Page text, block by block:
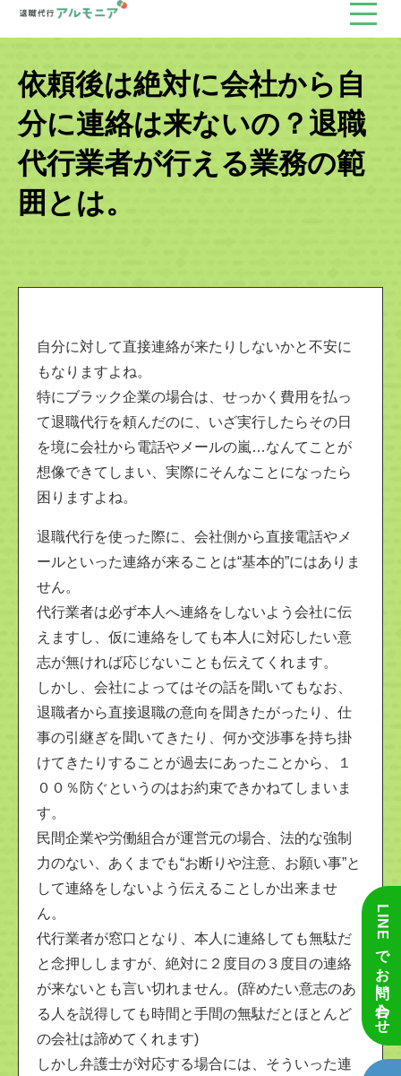
依頼後は絶対に会社から自
分に連絡は来ないの？退職
代行業者が行える業務の範
囲とは。
自分に対して直接連絡が来たりしないかと不安に
もなりますよね。
特にブラック企業の場合は、せっかく費用を払っ
て退職代行を頼んだのに、いざ実行したらその日
を境に会社から電話やメールの嵐…なんてことが
想像できてしまい、実際にそんなことになったら
困りますよね。
退職代行を使った際に、会社側から直接電話やメ
ールといった連絡が来ることは“基本的”にはありま
せん。
代行業者は必ず本人へ連絡をしないよう会社に伝
えますし、仮に連絡をしても本人に対応したい意
志が無ければ応じないことも伝えてくれます。
しかし、会社によってはその話を聞いてもなお、
退職者から直接退職の意向を聞きたがったり、仕
事の引継ぎを聞いてきたり、何か交渉事を持ち掛
けてきたりすることが過去にあったことから、１
００％防ぐというのはお約束できかねてしまいま
す。
民間企業や労働組合が運営元の場合、法的な強制
力のない、あくまでも“お断りや注意、お願い事”と
して連絡をしないよう伝えることしか出来ませ
ん。
代行業者が窓口となり、本人に連絡しても無駄だ
と念押ししますが、絶対に２度目の３度目の連絡
が来ないとも言い切れません。(辞めたい意志のあ
る人を説得しても時間と手間の無駄だとほとんど
の会社は諦めてくれます)
しかし弁護士が対応する場合には、そういった連
LINEでお問い合わせ